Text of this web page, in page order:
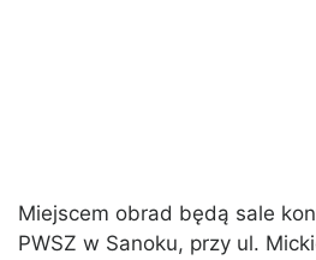
Miejscem obrad będą sale
PWSZ w Sanoku, przy ul.